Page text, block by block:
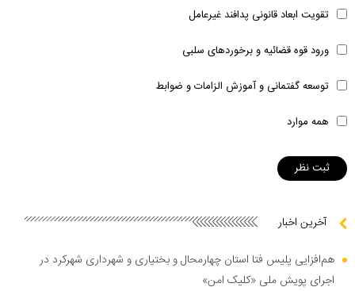
تقویت ابعاد قانونی پدافند غیرعامل
ورود قوه قضائیه و برخوردهای سلبی
توسعه گفتمانی و آموزش الزامات و ضوابط
همه موارد
آخرین اخبار
هم‌افزایی پلیس فتا استان چهارمحال و بختیاری و شهرداری شهرکرد در
اجرای پویش ملی «کلیک امن»